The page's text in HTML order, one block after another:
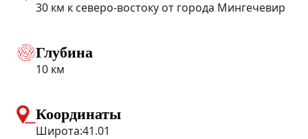
30 км к северо-востоку от города Мингечевир
Глубина
10 км
Координаты
Широта:41.01